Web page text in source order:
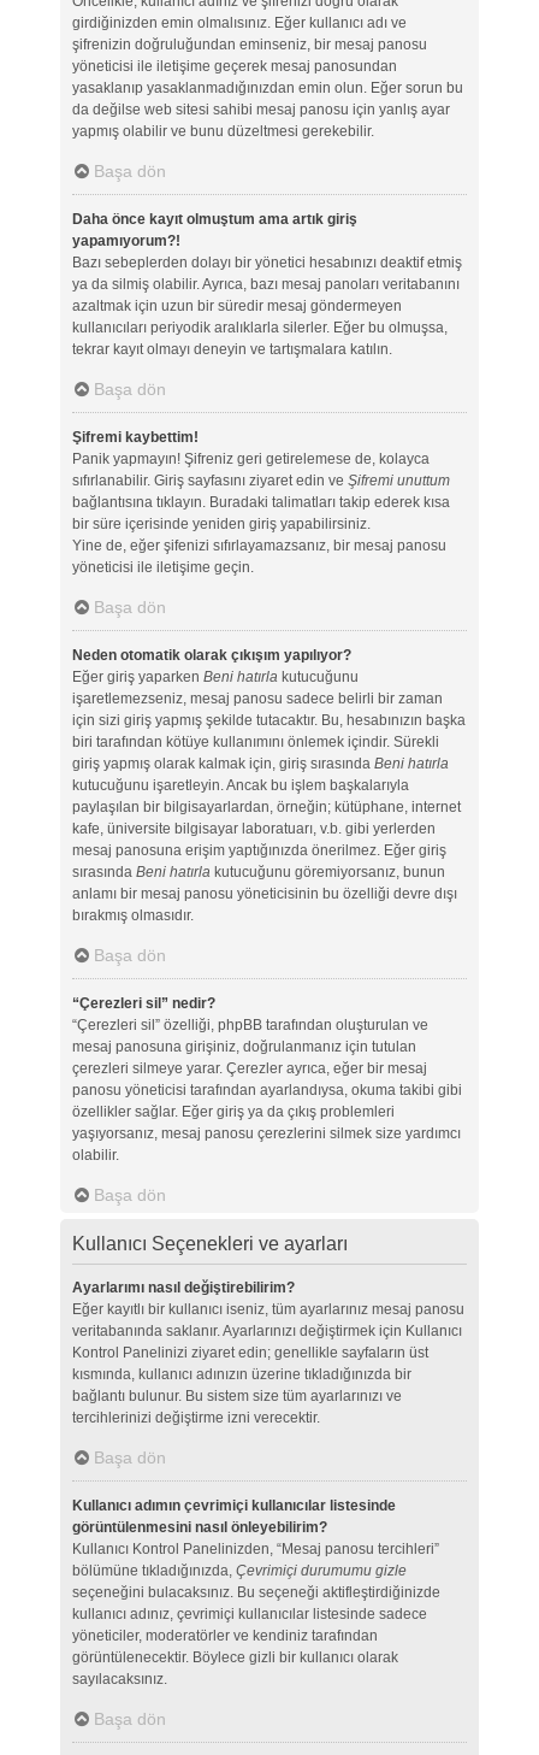
girdiğinizden emin olmalısınız. Eğer kullanıcı adı ve
şifrenizin doğruluğundan eminseniz, bir mesaj panosu
yöneticisi ile iletişime geçerek mesaj panosundan
yasaklanıp yasaklanmadığınızdan emin olun. Eğer sorun bu
da değilse web sitesi sahibi mesaj panosu için yanlış ayar
yapmış olabilir ve bunu düzeltmesi gerekebilir.
Başa dön
Daha önce kayıt olmuştum ama artık giriş
yapamıyorum?!
Bazı sebeplerden dolayı bir yönetici hesabınızı deaktif etmiş
ya da silmiş olabilir. Ayrıca, bazı mesaj panoları veritabanını
azaltmak için uzun bir süredir mesaj göndermeyen
kullanıcıları periyodik aralıklarla silerler. Eğer bu olmuşsa,
tekrar kayıt olmayı deneyin ve tartışmalara katılın.
Başa dön
Şifremi kaybettim!
Panik yapmayın! Şifreniz geri getirelemese de, kolayca
sıfırlanabilir. Giriş sayfasını ziyaret edin ve Şifremi unuttum
bağlantısına tıklayın. Buradaki talimatları takip ederek kısa
bir süre içerisinde yeniden giriş yapabilirsiniz.
Yine de, eğer şifenizi sıfırlayamazsanız, bir mesaj panosu
yöneticisi ile iletişime geçin.
Başa dön
Neden otomatik olarak çıkışım yapılıyor?
Eğer giriş yaparken Beni hatırlakutucuğunu
işaretlemezseniz, mesaj panosu sadece belirli bir zaman
için sizi giriş yapmış şekilde tutacaktır. Bu, hesabınızın başka
biri tarafından kötüye kullanımını önlemek içindir. Sürekli
giriş yapmış olarak kalmak için, giriş sırasında Beni hatırla
kutucuğunu işaretleyin. Ancak bu işlem başkalarıyla
paylaşılan bir bilgisayarlardan, örneğin; kütüphane, internet
kafe, üniversite bilgisayar laboratuarı, v.b. gibi yerlerden
mesaj panosuna erişim yaptığınızda önerilmez. Eğer giriş
sırasında Beni hatırlakutucuğunu göremiyorsanız, bunun
anlamı bir mesaj panosu yöneticisinin bu özelliği devre dışı
bırakmış olmasıdır.
Başa dön
“Çerezleri sil” nedir?
“Çerezleri sil” özelliği, phpBB tarafından oluşturulan ve
mesaj panosuna girişiniz, doğrulanmanız için tutulan
çerezleri silmeye yarar. Çerezler ayrıca, eğer bir mesaj
panosu yöneticisi tarafından ayarlandıysa, okuma takibi gibi
özellikler sağlar. Eğer giriş ya da çıkış problemleri
yaşıyorsanız, mesaj panosu çerezlerini silmek size yardımcı
olabilir.
Başa dön
Kullanıcı Seçenekleri ve ayarları
Ayarlarımı nasıl değiştirebilirim?
Eğer kayıtlı bir kullanıcı iseniz, tüm ayarlarınız mesaj panosu
veritabanında saklanır. Ayarlarınızı değiştirmek için Kullanıcı
Kontrol Panelinizi ziyaret edin; genellikle sayfaların üst
kısmında, kullanıcı adınızın üzerine tıkladığınızda bir
bağlantı bulunur. Bu sistem size tüm ayarlarınızı ve
tercihlerinizi değiştirme izni verecektir.
Başa dön
Kullanıcı adımın çevrimiçi kullanıcılar listesinde
görüntülenmesini nasıl önleyebilirim?
Kullanıcı Kontrol Panelinizden, “Mesaj panosu tercihleri”
bölümüne tıkladığınızda, Çevrimiçi durumumu gizle
seçeneğini bulacaksınız. Bu seçeneği aktifleştirdiğinizde
kullanıcı adınız, çevrimiçi kullanıcılar listesinde sadece
yöneticiler, moderatörler ve kendiniz tarafından
görüntülenecektir. Böylece gizli bir kullanıcı olarak
sayılacaksınız.
Başa dön